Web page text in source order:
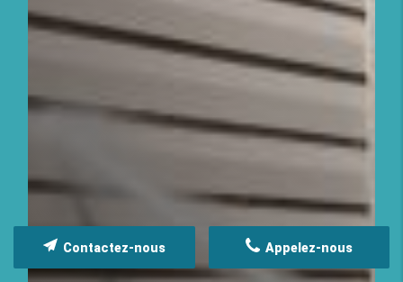
Appelez-nous
Contactez-nous